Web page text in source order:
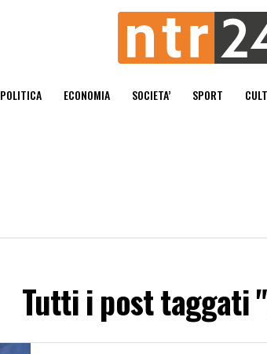
POLITICA ECONOMIA SOCIETA’ SPORT
Tutti i post taggati